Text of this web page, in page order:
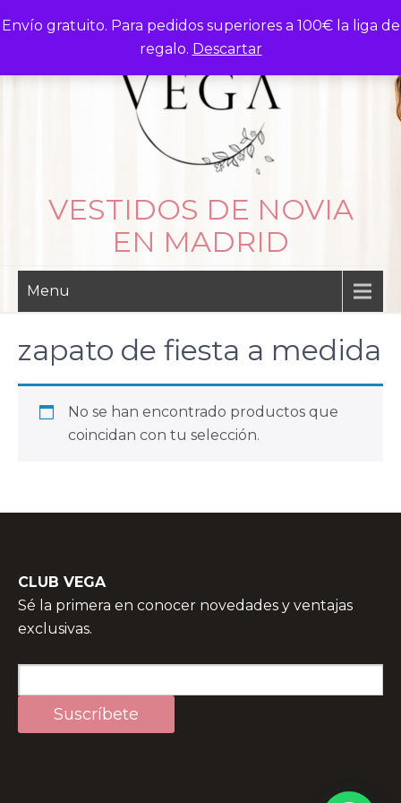
Envío gratuito. Para pedidos superiores a 100€ la liga de
regalo. Descartar
to
VESTIDOS DE NOVIA
EN MADRID
Menu
zapato de fiesta a medida
No se han encontrado productos que
coincidan con tu selección.
CLUB VEGA
Sé la primera en conocer novedades y ventajas
exclusivas.